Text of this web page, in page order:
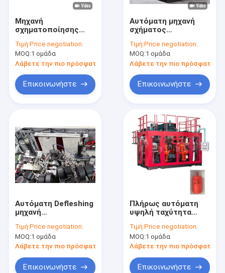
Μηχανή
σχηματοποίησης
σταθμών IML
Τιμή:Price negotiation.
MOQ:1 ομάδα
Λάβετε την πιο πρόσφατη τιμή
Επικοινωνήστε
Αυτόματη μηχανή
σχήματος
μπουκαλιών FMCG
Τιμή:Price negotiation.
MOQ:1 ομάδα
Λάβετε την πιο πρόσφατη
Επικοινωνήστε
Αυτόματη Defleshing
μηχανή
χτυπήματος
μπουκαλιών
συστημάτων
Τιμή:Price negotiation.
MOQ:1 ομάδα
Λάβετε την πιο πρόσφατη τιμή
Επικοινωνήστε
Πλήρως αυτόματη
υψηλή ταχύτητα
μηχανών σχήματος
χτυπήματος
MP100FD τρία
Τιμή:Price negotiation.
MOQ:1 ομάδα
Λάβετε την πιο πρόσφατη
Επικοινωνήστε